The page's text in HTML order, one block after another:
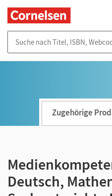
Zugehörige
Deutsch,